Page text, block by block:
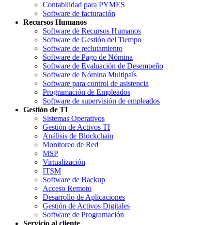
Contabilidad para PYMES
Software de facturación
Recursos Humanos
Software de Recursos Humanos
Software de Gestión del Tiempo
Software de reclutamiento
Software de Pago de Nómina
Software de Evaluación de Desempeño
Software de Nómina Multipaís
Software para control de asistencia
Programación de Empleados
Software de supervisión de empleados
Gestión de TI
Sistemas Operativos
Gestión de Activos TI
Análisis de Blockchain
Monitoreo de Red
MSP
Virtualización
ITSM
Software de Backup
Acceso Remoto
Desarrollo de Aplicaciones
Gestión de Activos Digitales
Software de Programación